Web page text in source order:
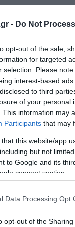
- Do Not
opt-out of the sale,
for targeted
selection. Please
interest-based
to third
of your personal
This information may
Participants that may
that this website/app
but not
to Google and its
consent section.
Data Processing Opt
opt-out of the
και αφήνετε τη
Τότε,
στο
τα ψάρια
λεμονιού, το
με τα